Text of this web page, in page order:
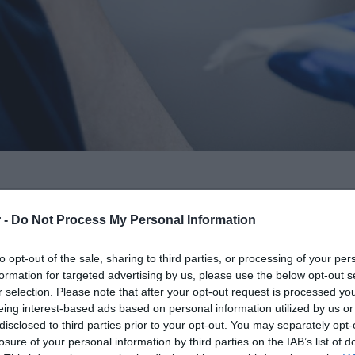
- Do Not Process My Personal Information
opt-out of the sale, sharing to third parties, or processing of your
for targeted advertising by us, please use the below opt-out
selection. Please note that after your opt-out request is processed
interest-based ads based on personal information utilized by us
to third parties prior to your opt-out. You may separately
of your personal information by third parties on the IAB’s list of
θάνατος σημειώθηκαν μετά από
& Johnson σε γυναίκες 18-48
οι ΗΠΑ την άμεση παύση του.
η χορήγηση του, ευρωπαϊκές χώρες
και η Σουηδία φαίνεται να θέλουν να
εμβόλιο της γνωστής εταιρείας